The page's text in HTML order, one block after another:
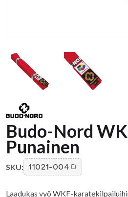
Budo-Nord
Punainen
SKU: 11021-004
Laadukas vyö WKF-